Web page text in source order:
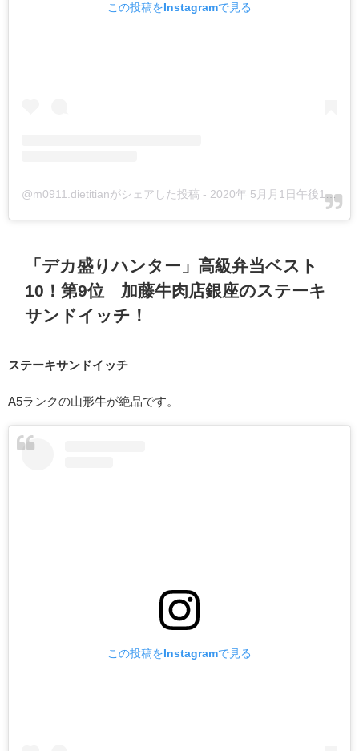
この投稿をInstagramで見る
@m0911.dietitianがシェアした投稿 - 2020年 5月月1日午後10時35分PDT
「デカ盛りハンター」高級弁当ベスト
10！第9位 加藤牛肉店銀座のステーキ
サンドイッチ！
ステーキサンドイッチ
A5ランクの山形牛が絶品です。
この投稿をInstagramで見る